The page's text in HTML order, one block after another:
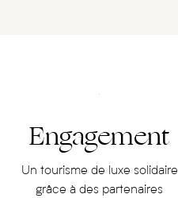
Engagement
Un tourisme de luxe solidaire
grâce à des partenaires